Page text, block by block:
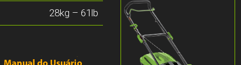
28kg – 61lb